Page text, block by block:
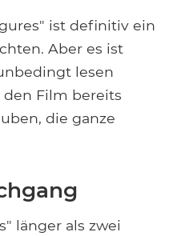
ist definitiv ein
Aber es ist
lesen
den Film bereits
die ganze
länger als zwei